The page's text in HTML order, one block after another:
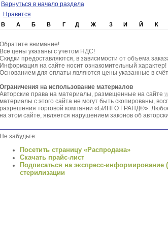
Вернуться в начало раздела
Нравится
B А Б В Г Д Ж З И Й К
Обратите внимание!
Все цены указаны с учетом НДС!
Скидки предоставляются, в зависимости от объема
Информация на сайте носит ознакомительный характер!
Основанием для оплаты являются цены указанные в
Ограничения на использование материалов
Авторские права на материалы, размещенные на сайте
материалы с этого сайта не могут быть скопированы,
разрешения торговой компании «БИНГО ГРАНД®».
на этом сайте, является нарушением законов об
Не забудьте:
Посетить страницу «Распродажа»
Скачать прайс-лист
Подписаться на экспресс-
стерилизации